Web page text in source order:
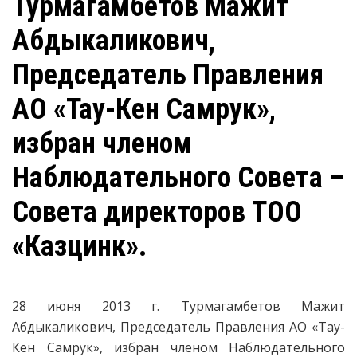
Абдыкаликович,
Председатель Правления
АО «Тау-Кен Самрук»,
избран членом
Наблюдательного Совета –
Совета директоров ТОО
«Казцинк».
28 июня 2013 г. Турмагамбетов Мажит
Абдыкаликович, Председатель Правления АО «Тау-
Кен Самрук», избран членом Наблюдательного